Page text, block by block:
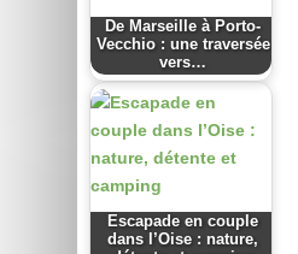
De Marseille à Porto-
Vecchio : une traversée
vers…
Escapade en couple
dans l’Oise : nature,